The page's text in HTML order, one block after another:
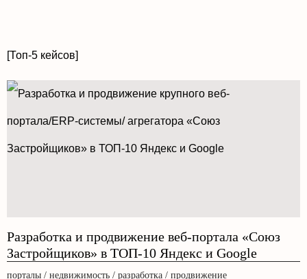
[Топ-5 кейсов]
Разработка и продвижение веб-портала «Союз
Застройщиков» в ТОП-10 Яндекс и Google
порталы / недвижимость / разработка / продвижение